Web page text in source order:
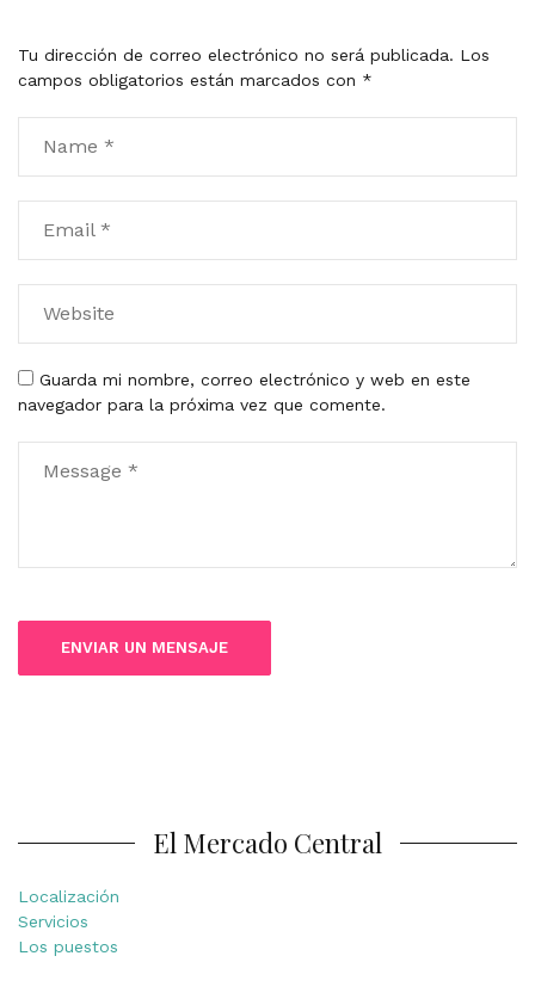
Tu dirección de correo electrónico no será publicada. Los
campos obligatorios están marcados con *
Guarda mi nombre, correo electrónico y web en este
navegador para la próxima vez que comente.
El Mercado Central
Localización
Servicios
Los puestos